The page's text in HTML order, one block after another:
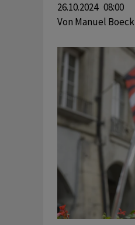
26.10.2024 08:00
Von Manuel Boeck